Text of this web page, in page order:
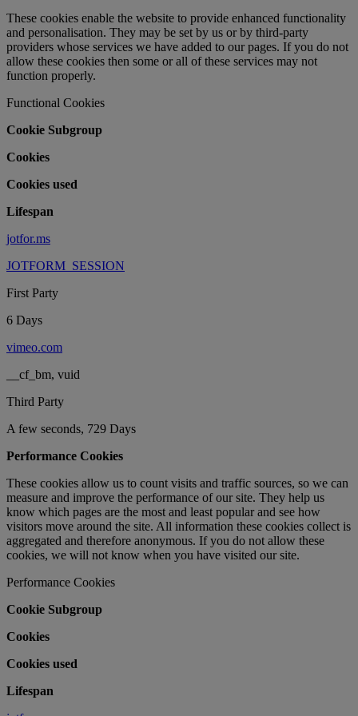
These cookies enable the website to provide enhanced functionality
and personalisation. They may be set by us or by third-party
providers whose services we have added to our pages. If you do not
allow these cookies then some or all of these services may not
function properly.
Functional Cookies
Cookie Subgroup
Cookies
Cookies used
Lifespan
jotfor.ms
JOTFORM_SESSION
First Party
6 Days
vimeo.com
__cf_bm, vuid
Third Party
A few seconds, 729 Days
Performance Cookies
These cookies allow us to count visits and traffic sources, so we can
measure and improve the performance of our site. They help us
know which pages are the most and least popular and see how
visitors move around the site. All information these cookies collect is
aggregated and therefore anonymous. If you do not allow these
cookies, we will not know when you have visited our site.
Performance Cookies
Cookie Subgroup
Cookies
Cookies used
Lifespan